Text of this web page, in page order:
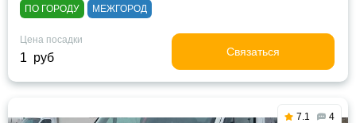
ПО ГОРОДУ МЕЖГОРОД
Цена посадки
1 руб Связаться
7.1 4